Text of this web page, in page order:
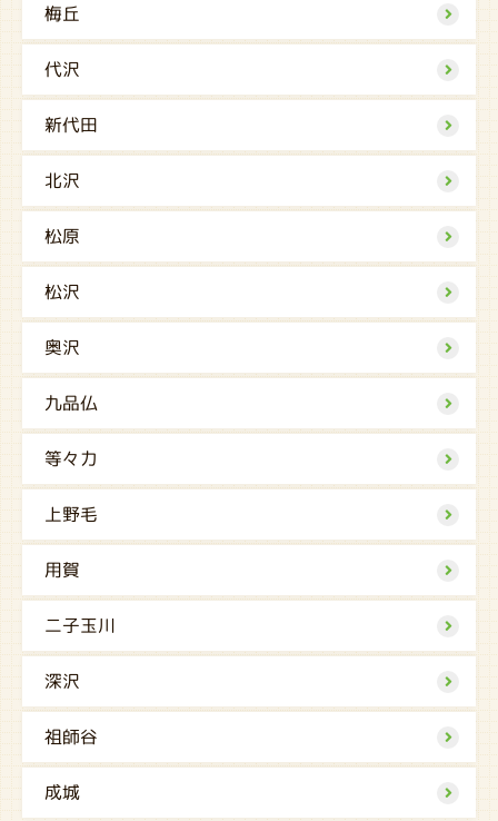
梅丘
代沢
新代田
北沢
松原
松沢
奥沢
九品仏
等々力
上野毛
用賀
二子玉川
深沢
祖師谷
成城